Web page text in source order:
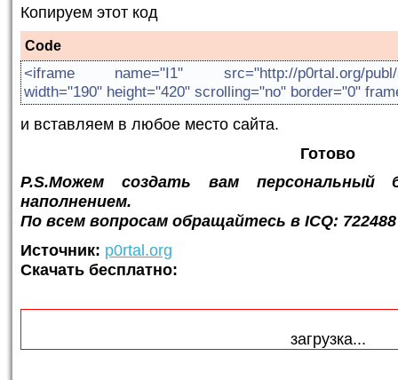
Копируем этот код
Code
<iframe name="I1" src="http://p0rtal.org/publ/
width="190" height="420" scrolling="no" border="0"
и вставляем в любое место сайта.
Готово
P.S.Можем создать вам
наполнением.
По всем вопросам обращайтесь в ICQ: 722488
Источник: p0rtal.org
Скачать бесплатно:
загрузка...